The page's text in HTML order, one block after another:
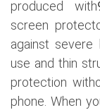
produced with
screen
against
use and thin
protection
phone. When